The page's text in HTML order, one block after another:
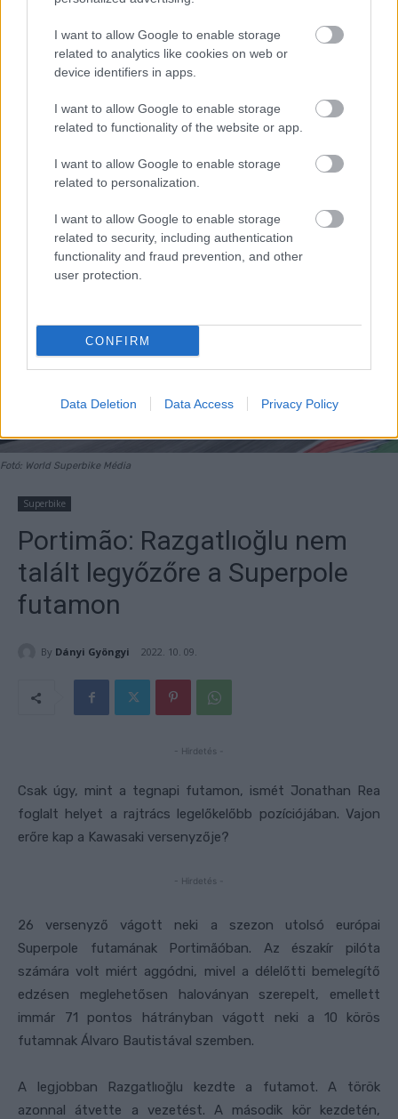
I want to allow Google to enable storage
related to analytics like cookies on web or
device identifiers in apps.
I want to allow Google to enable storage
related to functionality of the website or app.
I want to allow Google to enable storage
related to personalization.
I want to allow Google to enable storage
related to security, including authentication
functionality and fraud prevention, and other
user protection.
CONFIRM
Data Deletion Data Access Privacy Policy